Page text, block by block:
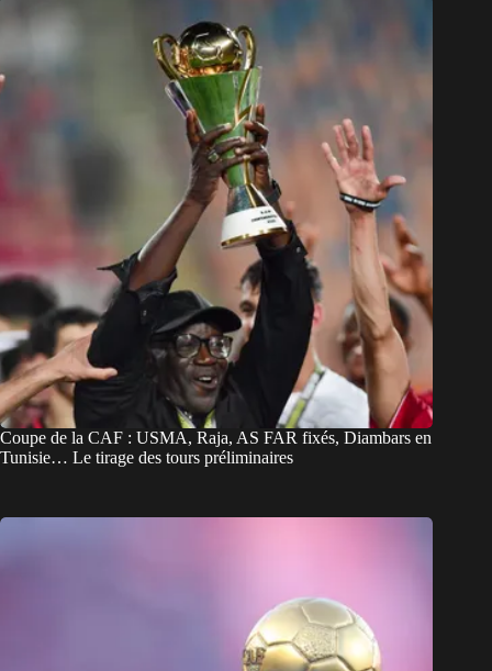
Coupe de la CAF : USMA, Raja, AS FAR fixés, Diambars en
Tunisie… Le tirage des tours préliminaires